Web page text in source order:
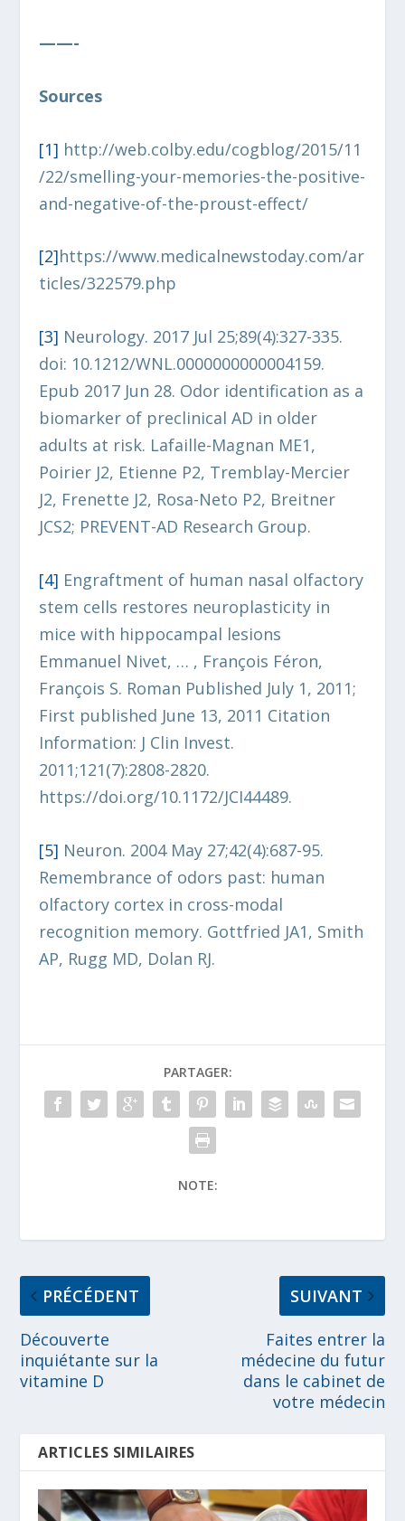
——-
Sources
[1] http://web.colby.edu/cogblog/2015/11
/22/smelling-your-memories-the-positive-
and-negative-of-the-proust-effect/
[2]https://www.medicalnewstoday.com/ar
ticles/322579.php
[3] Neurology. 2017 Jul 25;89(4):327-335.
doi: 10.1212/WNL.0000000000004159.
Epub 2017 Jun 28. Odor identification as a
biomarker of preclinical AD in older
adults at risk. Lafaille-Magnan ME1,
Poirier J2, Etienne P2, Tremblay-Mercier
J2, Frenette J2, Rosa-Neto P2, Breitner
JCS2; PREVENT-AD Research Group.
[4] Engraftment of human nasal olfactory
stem cells restores neuroplasticity in
mice with hippocampal lesions
Emmanuel Nivet, … , François Féron,
François S. Roman Published July 1, 2011;
First published June 13, 2011 Citation
Information: J Clin Invest.
2011;121(7):2808-2820.
https://doi.org/10.1172/JCI44489.
[5] Neuron. 2004 May 27;42(4):687-95.
Remembrance of odors past: human
olfactory cortex in cross-modal
recognition memory. Gottfried JA1, Smith
AP, Rugg MD, Dolan RJ.
PARTAGER:
NOTE:
PRÉCÉDENT
Découverte
inquiétante sur la
vitamine D
SUIVANT
Faites entrer la
médecine du futur
dans le cabinet de
votre médecin
ARTICLES SIMILAIRES